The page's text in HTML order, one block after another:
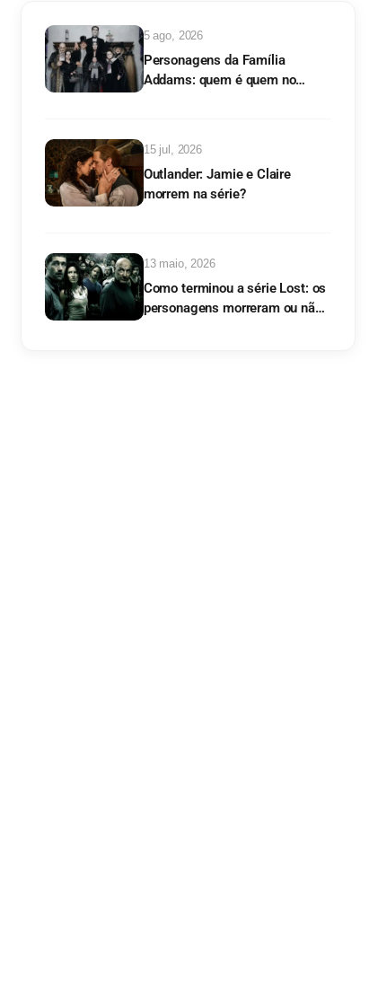
Personagens da Família
Addams: quem é quem no
5 ago, 2026
Outlander: Jamie e Claire
morrem na série?
15 jul, 2026
Como terminou a série Lost: os
personagens morreram ou não
13 maio, 2026